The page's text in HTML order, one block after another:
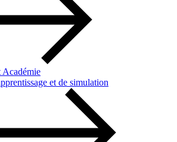
Académie
et de simulation